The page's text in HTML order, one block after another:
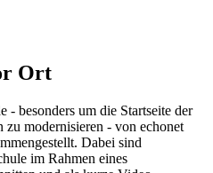
Ort
- besonders um die Startseite der
modernisieren - von echonet
Dabei sind
im Rahmen eines